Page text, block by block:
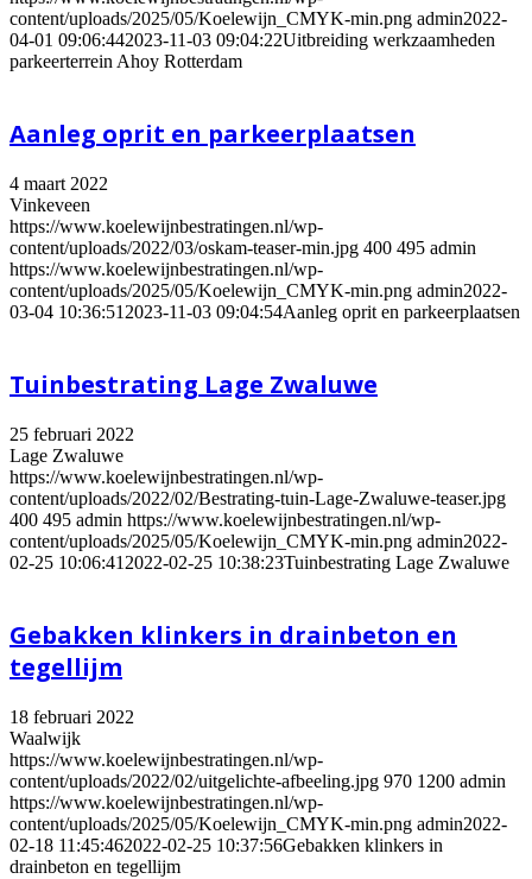
content/uploads/2025/05/Koelewijn_CMYK-min.png admin2022-
04-01 09:06:442023-11-03 09:04:22Uitbreiding werkzaamheden
parkeerterrein Ahoy Rotterdam
Aanleg oprit en parkeerplaatsen
4 maart 2022
Vinkeveen
https://www.koelewijnbestratingen.nl/wp-
content/uploads/2022/03/oskam-teaser-min.jpg 400 495 admin
https://www.koelewijnbestratingen.nl/wp-
content/uploads/2025/05/Koelewijn_CMYK-min.png admin2022-
03-04 10:36:51 2023-11-03 09:04:54Aanleg oprit en parkeerplaatsen
Tuinbestrating Lage Zwaluwe
25 februari 2022
Lage Zwaluwe
https://www.koelewijnbestratingen.nl/wp-
content/uploads/2022/02/Bestrating-tuin-Lage-Zwaluwe-teaser.jpg
400 495 admin https://www.koelewijnbestratingen.nl/wp-
content/uploads/2025/05/Koelewijn_CMYK-min.png admin2022-
02-25 10:06:41 2022-02-25 10:38:23Tuinbestrating Lage Zwaluwe
Gebakken klinkers in drainbeton en
tegellijm
18 februari 2022
Waalwijk
https://www.koelewijnbestratingen.nl/wp-
content/uploads/2022/02/uitgelichte-afbeeling.jpg 970 1200 admin
https://www.koelewijnbestratingen.nl/wp-
content/uploads/2025/05/Koelewijn_CMYK-min.png admin2022-
02-18 11:45:462022-02-25 10:37:56Gebakken klinkers in
drainbeton en tegellijm